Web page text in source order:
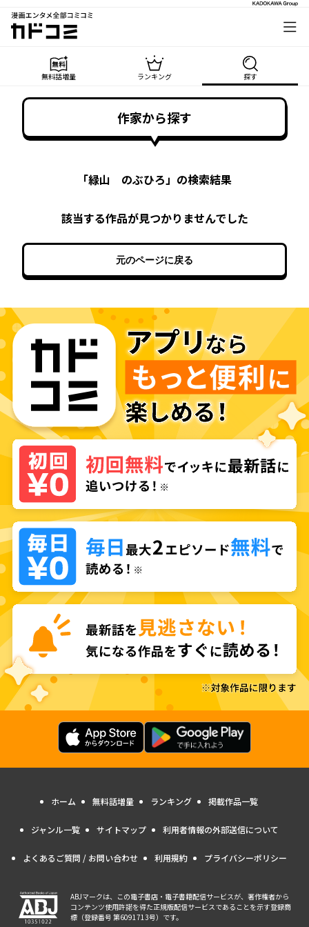
漫画エンタメ全部コミコミ
カドコミ
無料話増量 ランキング 探す
作家から探す
「緑山 のぶひろ」の検索結果
該当する作品が見つかりませんでした
元のページに戻る
ホーム 無料話増量 ランキング 掲載作品一覧
ジャンル一覧 サイトマップ 利用者情報の外部送信について
よくあるご質問 / お問い合わせ 利用規約 プライバシーポリシー
ABJマークは、この電子書店・電子書籍配信サービスが、著作権者から
コンテンツ使用許諾を得た正規版配信サービスであることを示す登録商
標（登録番号 第6091713号）です。